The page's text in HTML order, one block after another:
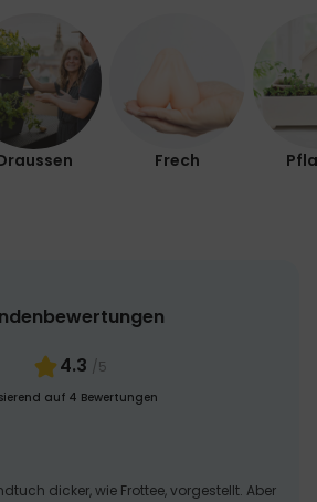
Frech
4.3 /5
auf 4 Bewertungen
dicker, wie Frottee, vorgestellt. Aber